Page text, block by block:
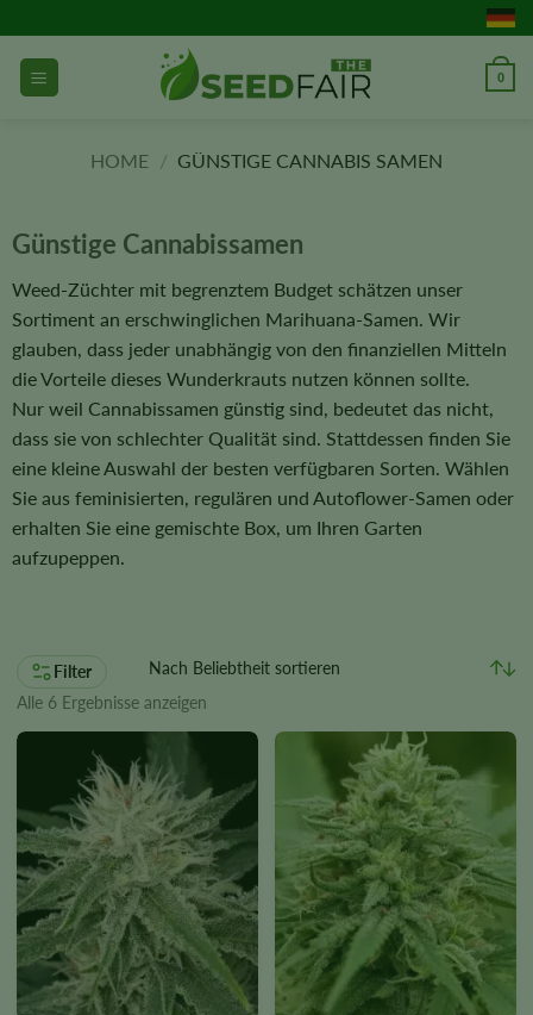
Inhalt
springen
0
HOME / GÜNSTIGE CANNABIS SAMEN
Günstige Cannabissamen
Weed-Züchter mit begrenztem Budget schätzen unser
Sortiment an erschwinglichen Marihuana-Samen. Wir
glauben, dass jeder unabhängig von den finanziellen Mitteln
die Vorteile dieses Wunderkrauts nutzen können sollte.
Nur weil Cannabissamen günstig sind, bedeutet das nicht,
dass sie von schlechter Qualität sind. Stattdessen finden Sie
eine kleine Auswahl der besten verfügbaren Sorten. Wählen
Sie aus feminisierten, regulären und Autoflower-Samen oder
erhalten Sie eine gemischte Box, um Ihren Garten
aufzupeppen.
Filter
Alle 6 Ergebnisse anzeigen